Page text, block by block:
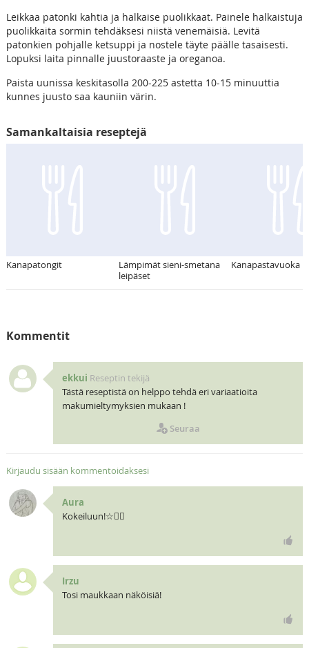
Leikkaa patonki kahtia ja halkaise puolikkaat. Painele halkaistuja
puolikkaita sormin tehdäksesi niistä venemäisiä. Levitä
patonkien pohjalle ketsuppi ja nostele täyte päälle tasaisesti.
Lopuksi laita pinnalle juustoraaste ja oreganoa.
Paista uunissa keskitasolla 200-225 astetta 10-15 minuuttia
kunnes juusto saa kauniin värin.
Samankaltaisia reseptejä
Kanapatongit
Lämpimät sieni-smetana
leipäset
Kanapastavuoka
Kommentit
ekkui Reseptin tekijä
Tästä reseptistä on helppo tehdä eri variaatioita
makumieltymyksien mukaan !
Seuraa
Kirjaudu sisään kommentoidaksesi
Aura
Kokeiluun!☆🧝‍♀️
Irzu
Tosi maukkaan näköisiä!